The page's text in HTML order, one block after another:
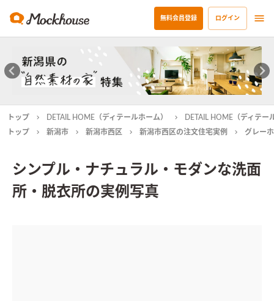
無料会員登録 ログイン
トップ DETAIL HOME（ディテールホーム）
DETAIL HOME（ディテ
トップ
新潟市 新潟市西区 新潟市西区の注文住宅実例 グレー
シンプル・ナチュラル・モダンな洗面
所・脱衣所の実例写真